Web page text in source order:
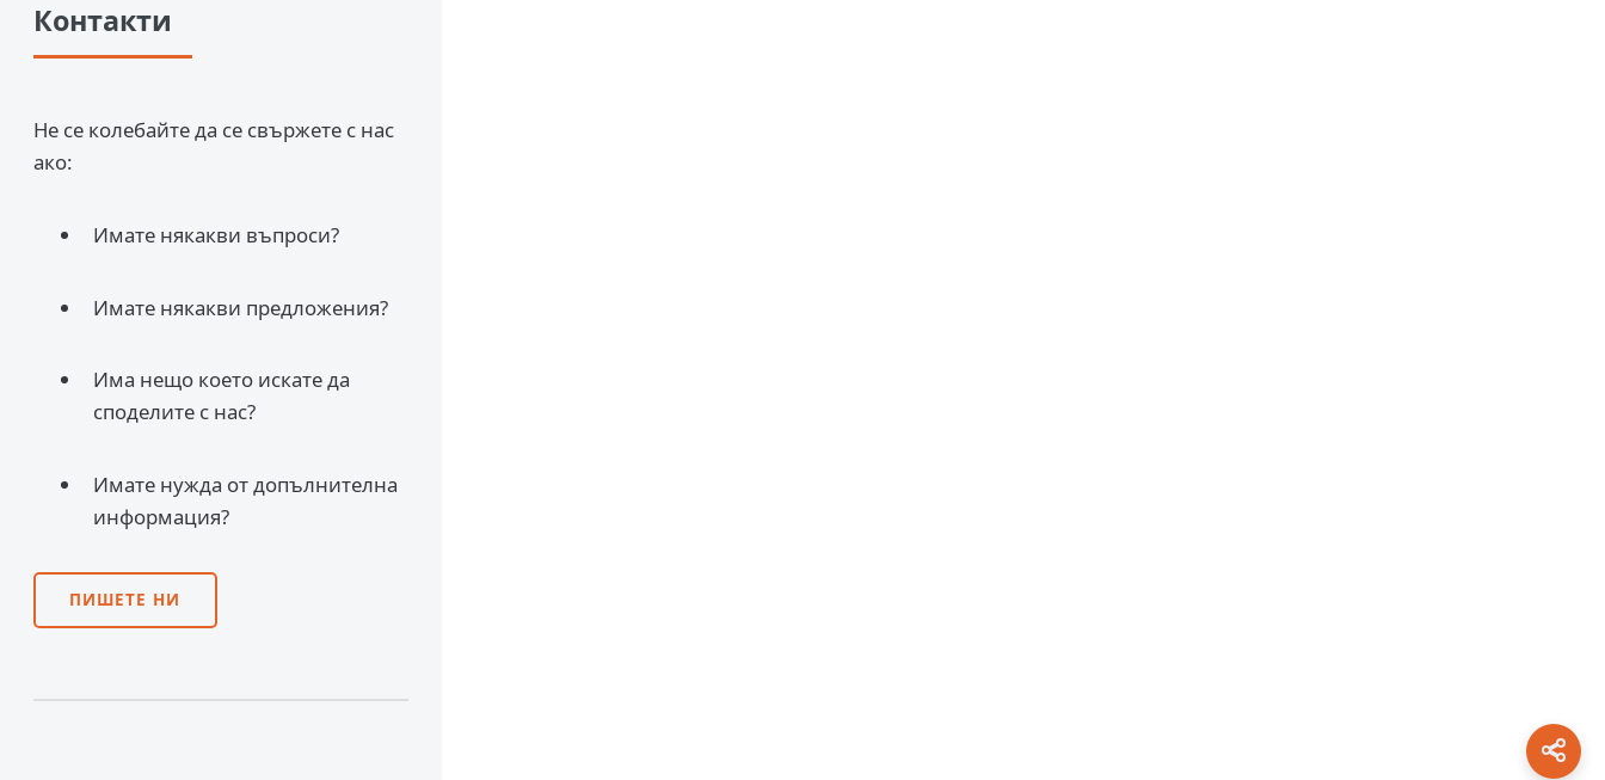
Контакти
Не се колебайте да се свържете с нас
ако:
Имате някакви въпроси?
Имате някакви предложения?
Има нещо което искате да
споделите с нас?
Имате нужда от допълнителна
информация?
ПИШЕТЕ НИ